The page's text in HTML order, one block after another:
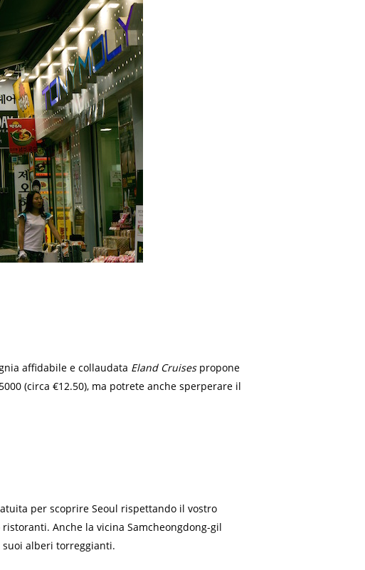
affidabile e collaudata Eland Cruisespropone
(circa €12.50), ma potrete anche sperperare il
per scoprire Seoul rispettando il vostro
Anche la vicina Samcheongdong-gil
suoi alberi torreggianti.